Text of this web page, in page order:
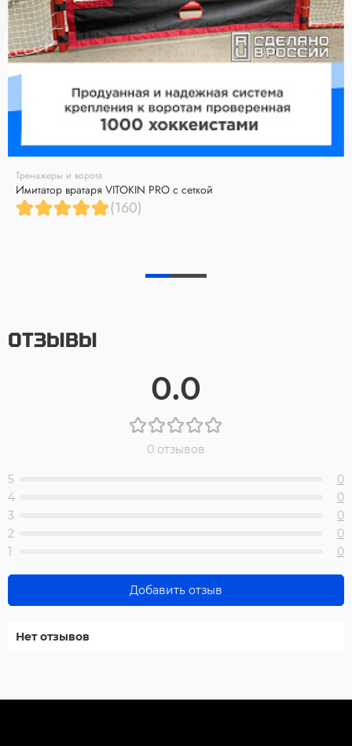
Тренажеры и ворота
Имитатор вратаря VITOKIN PRO с сеткой
(160)
ОТЗЫВЫ
0.0
0 отзывов
5
0
4
0
3
0
2
0
1
0
Добавить отзыв
Нет отзывов